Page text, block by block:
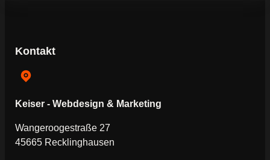
Kontakt
Keiser - Webdesign & Marketing
Wangeroogestraße 27
45665 Recklinghausen